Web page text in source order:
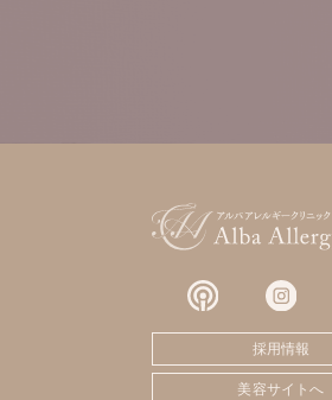
採用情報
美容サイトへ